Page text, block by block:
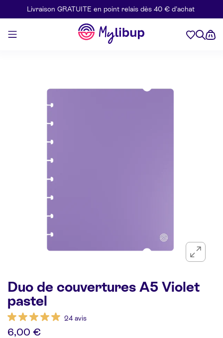
Aller au contenu
Livraison GRATUITE en point relais dès 40 € d’achat
Mylibup
Duo de couvertures A5 Violet
pastel
24 avis
6,00 €